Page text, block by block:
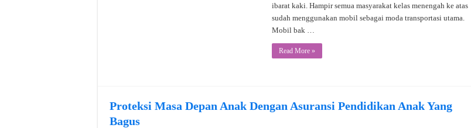
ibarat kaki. Hampir semua masyarakat kelas menengah ke atas
sudah menggunakan mobil sebagai moda transportasi utama.
Mobil bak …
Read More »
Proteksi Masa Depan Anak Dengan Asuransi Pendidikan Anak Yang
Bagus